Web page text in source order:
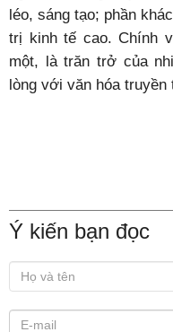
léo, sáng tạo; phần
trị kinh tế cao. Chính
một, là trăn trở của
lòng với văn hóa truyền
Ý kiến bạn đọc